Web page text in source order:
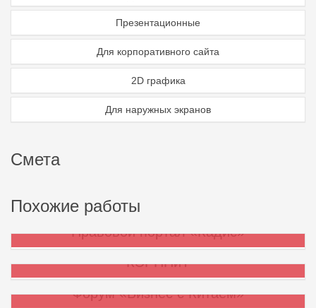
Презентационные
Для корпоративного сайта
2D графика
Для наружных экранов
Смета
Похожие работы
Правовой портал «Кадис»
КЭРППиТ
Форум «Бизнес с Китаем»